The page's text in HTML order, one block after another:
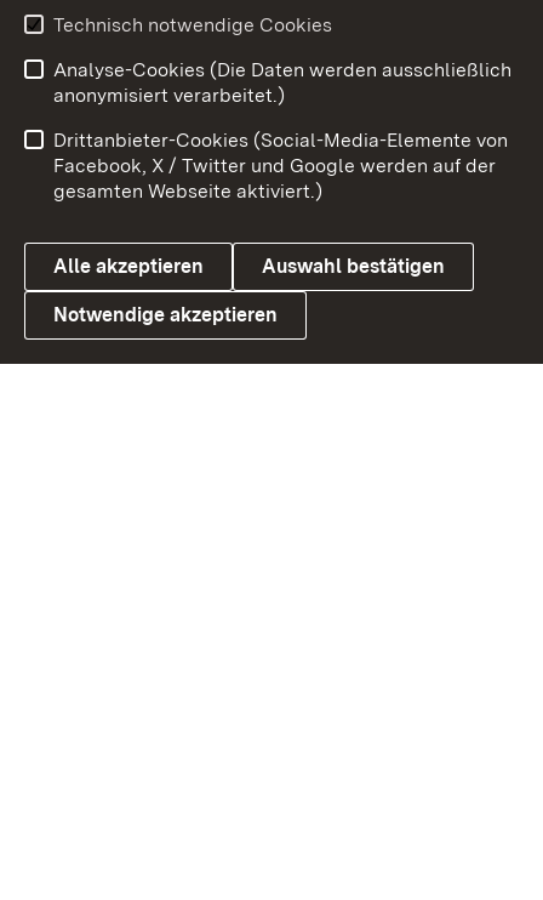
Youtube
Link zum Landesportal
Benutzungshinweise
Barrierefreiheit
Datenschutz
Cookies
Technisch notwendige Cookies
Analyse-Cookies (Die Daten werden ausschließlich
anonymisiert verarbeitet.)
Drittanbieter-Cookies (Social-Media-Elemente von
Facebook, X / Twitter und Google werden auf der
gesamten Webseite aktiviert.)
Alle akzeptieren Auswahl bestätigen
Notwendige akzeptieren